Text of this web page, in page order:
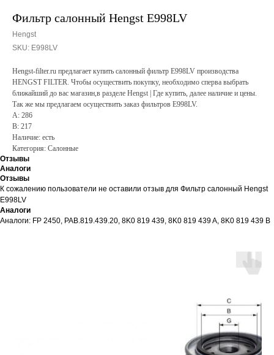
Фильтр салонный Hengst E998LV
Hengst
SKU: E998LV
Hengst-filter.ru предлагает купить салонный фильтр E998LV производства
HENGST FILTER. Чтобы осуществить покупку, необходимо сперва выбрать
ближайший до вас магазин,в разделе Hengst | Где купить, далее наличие и цены.
Так же мы предлагаем осуществить заказ фильтров E998LV.
A: 286
B: 217
Наличие: есть
Категория: Салонные
Отзывы
Аналоги
Отзывы
К сожалению пользователи не оставили отзыв для Фильтр салонный Hengst
E998LV
Аналоги
Аналоги: FP 2450, PAB.819.439.20, 8K0 819 439, 8K0 819 439 A, 8K0 819 439 B